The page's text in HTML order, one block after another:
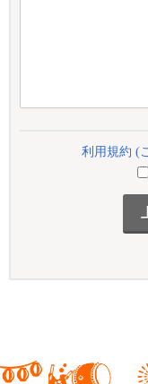
利用規約 (